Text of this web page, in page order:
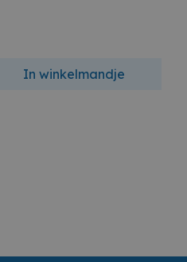
In winkelmandje